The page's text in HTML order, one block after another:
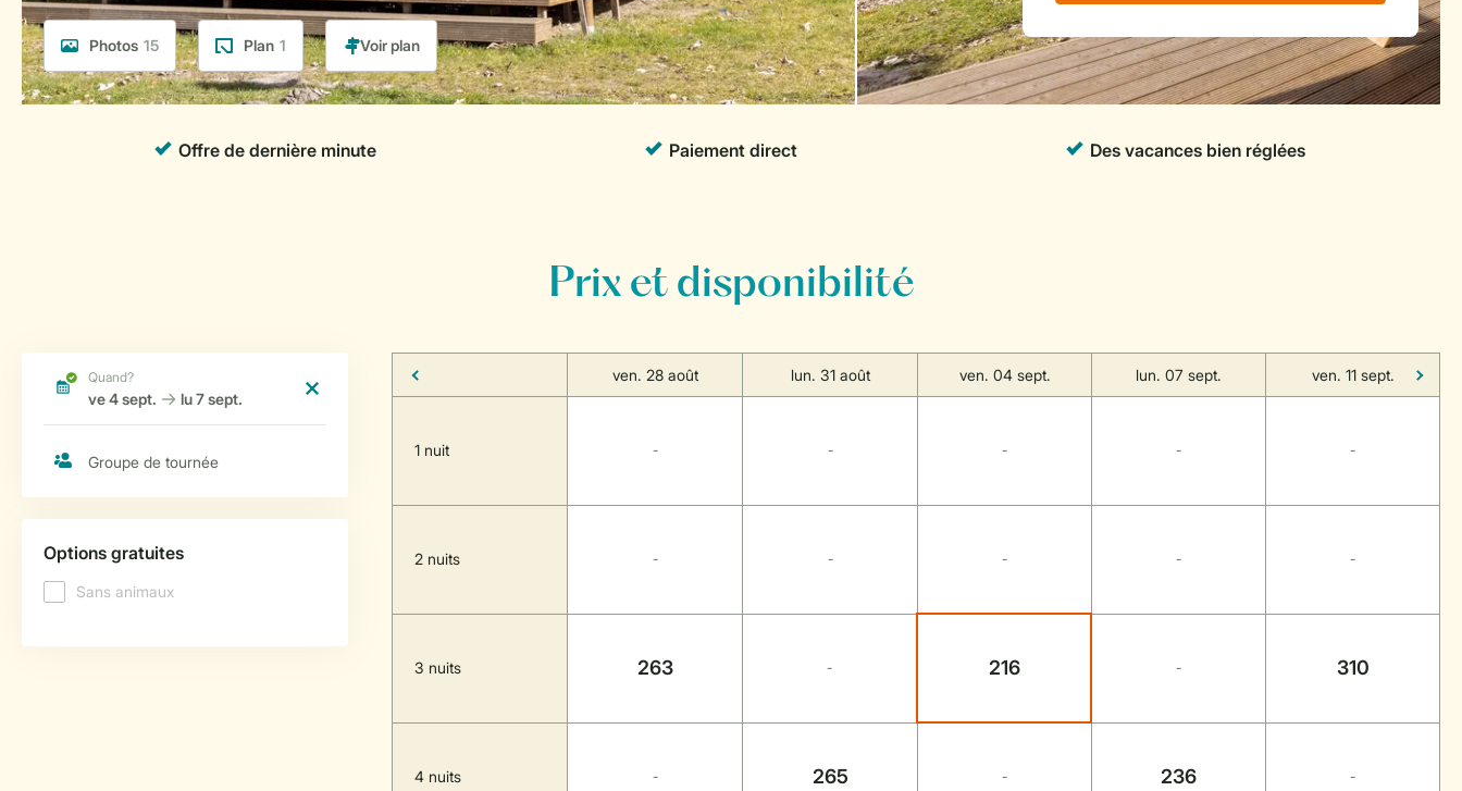
Photos 15 Plan 1
Prix et disponibilité
ven. 28 août lun. 31 août ven. 04 sept. lun. 07 sept. ven. 11 sept.
1 nuit - - - - -
2 nuits - - - - -
3 nuits 263 - 216 - 310
4 nuits - 265 - 236 -